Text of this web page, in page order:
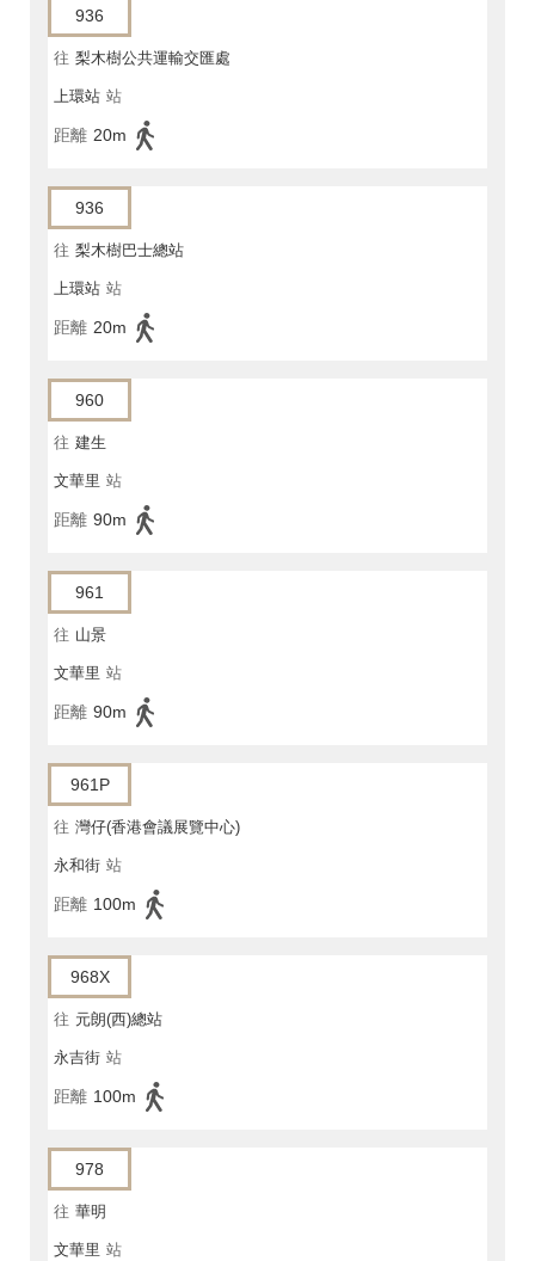
936
往 梨木樹公共運輸交匯處
上環站 站
距離 20m
936
往 梨木樹巴士總站
上環站 站
距離 20m
960
往 建生
文華里 站
距離 90m
961
往 山景
文華里 站
距離 90m
961P
往 灣仔(香港會議展覽中心)
永和街 站
距離 100m
968X
往 元朗(西)總站
永吉街 站
距離 100m
978
往 華明
文華里 站